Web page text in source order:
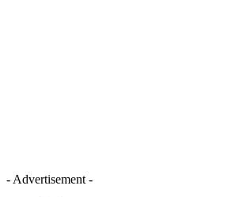
- Advertisement -